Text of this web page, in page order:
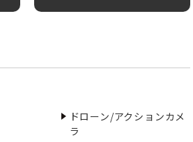
ドローン/アクションカメ
ラ